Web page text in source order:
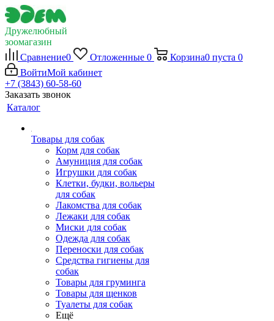
Дружелюбный
зоомагазин
Сравнение0 Отложенные 0 Корзина0 пуста 0
ВойтиМой кабинет
+7 (3843) 60-58-60
Заказать звонок
Каталог
Товары для собак
Корм для собак
Амуниция для собак
Игрушки для собак
Клетки, будки, вольеры
для собак
Лакомства для собак
Лежаки для собак
Миски для собак
Одежда для собак
Переноски для собак
Средства гигиены для
собак
Товары для груминга
Товары для щенков
Туалеты для собак
Ещё